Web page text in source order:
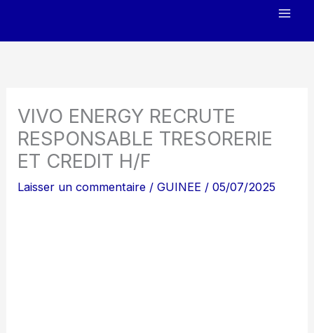
VIVO ENERGY RECRUTE
RESPONSABLE TRESORERIE
ET CREDIT H/F
Laisser un commentaire /GUINEE /05/07/2025